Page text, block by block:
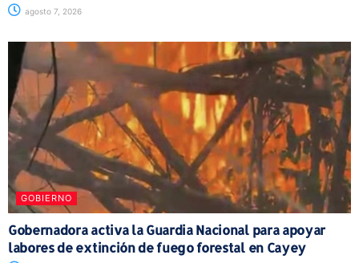
agosto 7, 2026
GOBIERNO
Gobernadora activa la Guardia Nacional para apoyar
labores de extinción de fuego forestal en Cayey